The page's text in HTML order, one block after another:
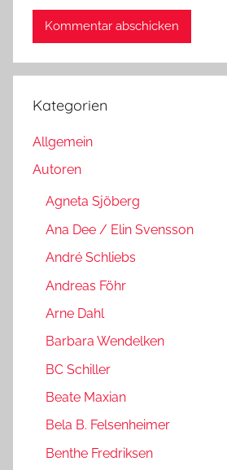
Kategorien
Allgemein
Autoren
Agneta Sjöberg
Ana Dee / Elin Svensson
André Schliebs
Andreas Föhr
Arne Dahl
Barbara Wendelken
BC Schiller
Beate Maxian
Bela B. Felsenheimer
Benthe Fredriksen